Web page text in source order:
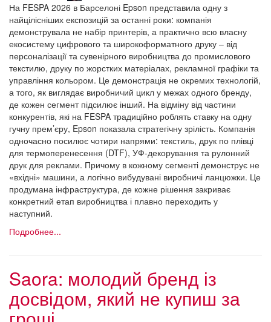
На FESPA 2026 в Барселоні Epson представила одну з
найцілісніших експозицій за останні роки: компанія
демонструвала не набір принтерів, а практично всю власну
екосистему цифрового та широкоформатного друку – від
персоналізації та сувенірного виробництва до промислового
текстилю, друку по жорстких матеріалах, рекламної графіки та
управління кольором. Це демонстрація не окремих технологій,
а того, як виглядає виробничий цикл у межах одного бренду,
де кожен сегмент підсилює інший. На відміну від частини
конкурентів, які на FESPA традиційно роблять ставку на одну
гучну прем’єру, Epson показала стратегічну зрілість. Компанія
одночасно посилює чотири напрями: текстиль, друк по плівці
для термоперенесення (DTF), УФ-декорування та рулонний
друк для реклами. Причому в кожному сегменті демонструє не
«вхідні» машини, а логічно вибудувані виробничі ланцюжки. Це
продумана інфраструктура, де кожне рішення закриває
конкретний етап виробництва і плавно переходить у
наступний.
Подробнее...
Saora: молодий бренд із
досвідом, який не купиш за